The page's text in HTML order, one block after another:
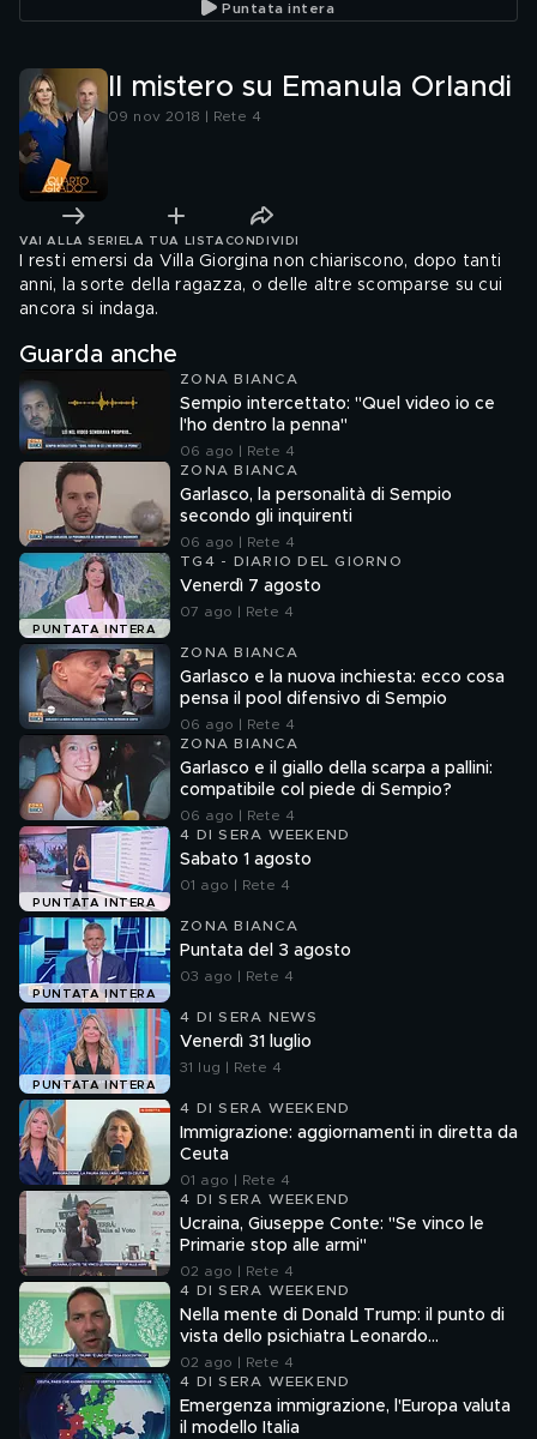
Puntata intera
Il mistero su Emanula Orlandi
09 nov 2018 | Rete 4
VAI ALLA SERIE LA TUA LISTA CONDIVIDI
I resti emersi da Villa Giorgina non chiariscono, dopo tanti
anni, la sorte della ragazza, o delle altre scomparse su cui
ancora si indaga.
Guarda anche
ZONA BIANCA
Sempio intercettato: "Quel video io ce
l'ho dentro la penna"
06 ago | Rete 4
ZONA BIANCA
Garlasco, la personalità di Sempio
secondo gli inquirenti
06 ago | Rete 4
PUNTATA INTERA
TG4 - DIARIO DEL GIORNO
Venerdì 7 agosto
07 ago | Rete 4
ZONA BIANCA
Garlasco e la nuova inchiesta: ecco cosa
pensa il pool difensivo di Sempio
06 ago | Rete 4
ZONA BIANCA
Garlasco e il giallo della scarpa a pallini:
compatibile col piede di Sempio?
06 ago | Rete 4
PUNTATA INTERA
4 DI SERA WEEKEND
Sabato 1 agosto
01 ago | Rete 4
PUNTATA INTERA
ZONA BIANCA
Puntata del 3 agosto
03 ago | Rete 4
PUNTATA INTERA
4 DI SERA NEWS
Venerdì 31 luglio
31 lug | Rete 4
4 DI SERA WEEKEND
Immigrazione: aggiornamenti in diretta da
Ceuta
01 ago | Rete 4
4 DI SERA WEEKEND
Ucraina, Giuseppe Conte: "Se vinco le
Primarie stop alle armi"
02 ago | Rete 4
4 DI SERA WEEKEND
Nella mente di Donald Trump: il punto di
vista dello psichiatra Leonardo
Mendolicchio
02 ago | Rete 4
4 DI SERA WEEKEND
Emergenza immigrazione, l'Europa valuta
il modello Italia